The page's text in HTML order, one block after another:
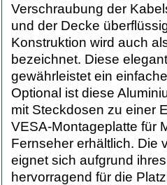
Verschraubung der
und der Decke
Konstruktion wird auch
bezeichnet. Diese
gewährleistet ein
Optional ist diese
mit Steckdosen zu einer
VESA-Montageplatte für
Fernseher erhältlich. Die
eignet sich aufgrund
hervorragend für die